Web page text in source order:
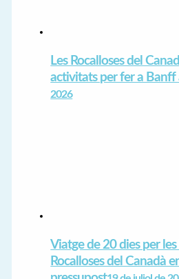
Les Rocalloses del
activitats per fer a Banff
2026
Viatge de 20 dies per
Rocalloses del Canadà